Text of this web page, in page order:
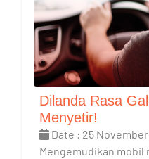
Dilanda Rasa
Menyetir!
Date : 25
Mengemudikan